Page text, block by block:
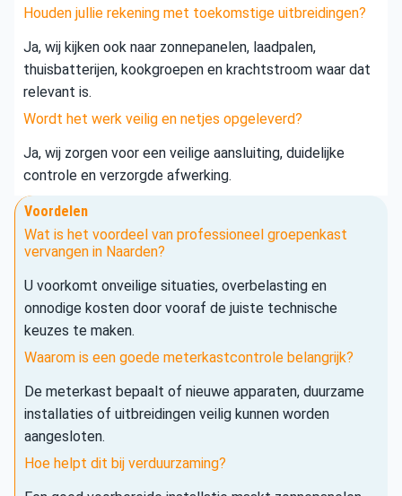
Houden jullie rekening met toekomstige uitbreidingen?
Ja, wij kijken ook naar zonnepanelen, laadpalen,
thuisbatterijen, kookgroepen en krachtstroom waar dat
relevant is.
Wordt het werk veilig en netjes opgeleverd?
Ja, wij zorgen voor een veilige aansluiting, duidelijke
controle en verzorgde afwerking.
Voordelen
Wat is het voordeel van professioneel groepenkast
vervangen in Naarden?
U voorkomt onveilige situaties, overbelasting en
onnodige kosten door vooraf de juiste technische
keuzes te maken.
Waarom is een goede meterkastcontrole belangrijk?
De meterkast bepaalt of nieuwe apparaten, duurzame
installaties of uitbreidingen veilig kunnen worden
aangesloten.
Hoe helpt dit bij verduurzaming?